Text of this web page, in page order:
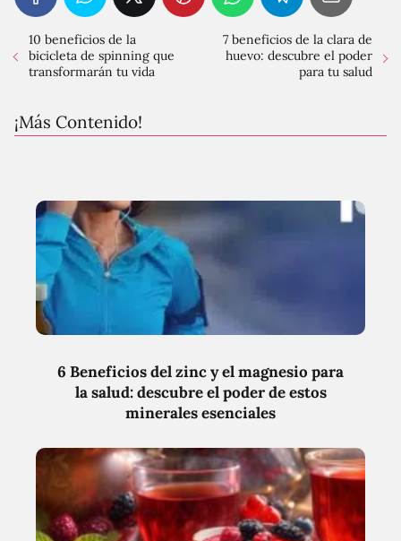
10 beneficios de la
bicicleta de spinning que
transformarán tu vida
7 beneficios de la clara de
huevo: descubre el poder
para tu salud
¡Más Contenido!
6 Beneficios del zinc y el magnesio para
la salud: descubre el poder de estos
minerales esenciales